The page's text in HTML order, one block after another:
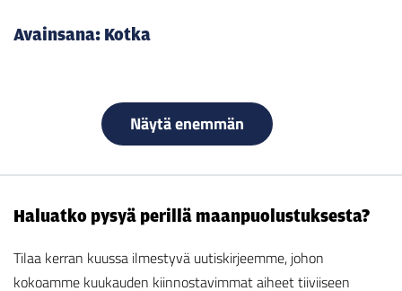
Avainsana: Kotka
Näytä enemmän
Haluatko pysyä perillä maanpuolustuksesta?
Tilaa kerran kuussa ilmestyvä uutiskirjeemme, johon
kokoamme kuukauden kiinnostavimmat aiheet tiiviiseen